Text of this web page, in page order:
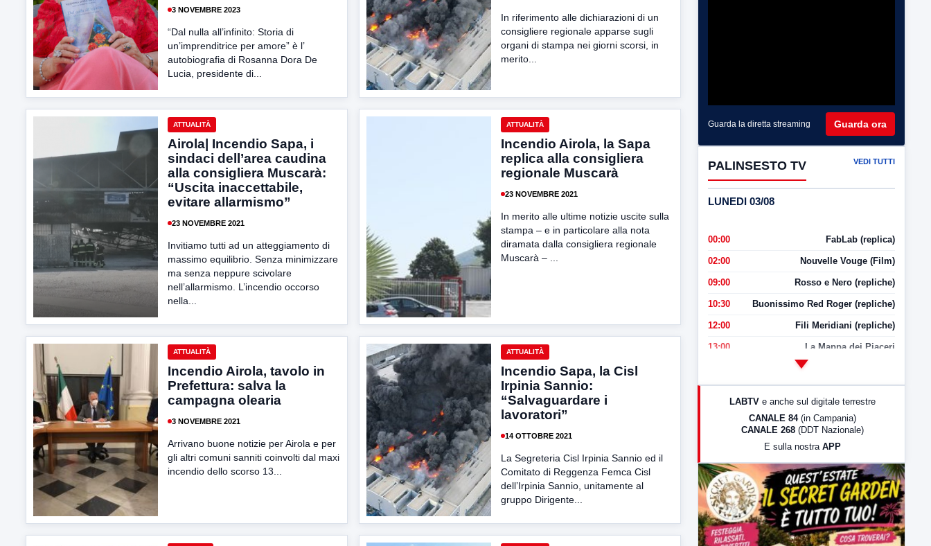
3 NOVEMBRE 2023
“Dal nulla all’infinito: Storia di
un’imprenditrice per amore” è l’
autobiografia di Rosanna Dora De
Lucia, presidente di...
In riferimento alle dichiarazioni di un
consigliere regionale apparse sugli
organi di stampa nei giorni scorsi, in
merito...
ATTUALITÀ
Airola| Incendio Sapa, i
sindaci dell’area caudina
alla consigliera Muscarà:
“Uscita inaccettabile,
evitare allarmismo”
23 NOVEMBRE 2021
Invitiamo tutti ad un atteggiamento di
massimo equilibrio. Senza minimizzare
ma senza neppure scivolare
nell’allarmismo. L’incendio occorso
nella...
ATTUALITÀ
Incendio Airola, la Sapa
replica alla consigliera
regionale Muscarà
23 NOVEMBRE 2021
In merito alle ultime notizie uscite sulla
stampa – e in particolare alla nota
diramata dalla consigliera regionale
Muscarà – ...
ATTUALITÀ
Incendio Airola, tavolo in
Prefettura: salva la
campagna olearia
3 NOVEMBRE 2021
Arrivano buone notizie per Airola e per
gli altri comuni sanniti coinvolti dal maxi
incendio dello scorso 13...
ATTUALITÀ
Incendio Sapa, la Cisl
Irpinia Sannio:
“Salvaguardare i
lavoratori”
14 OTTOBRE 2021
La Segreteria Cisl Irpinia Sannio ed il
Comitato di Reggenza Femca Cisl
dell’Irpinia Sannio, unitamente al
gruppo Dirigente...
Guarda la diretta streaming Guarda ora
PALINSESTO TV VEDI TUTTI
LUNEDI 03/08
00:00 FabLab (replica)
02:00 Nouvelle Vouge (Film)
09:00 Rosso e Nero (repliche)
10:30 Buonissimo Red Roger (repliche)
12:00 Fili Meridiani (repliche)
13:00 La Mappa dei Piaceri
LabNews (Diretta)
23:00 LabNews (replica)
LABTV e anche sul digitale terrestre
CANALE 84 (in Campania)
CANALE 268 (DDT Nazionale)
E sulla nostra APP